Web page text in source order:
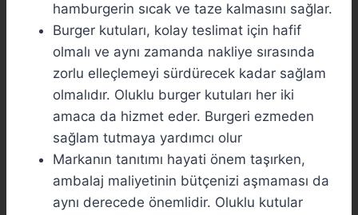
hamburgerin sıcak ve taze kalmasını sağlar.
Burger kutuları, kolay teslimat için hafif
olmalı ve aynı zamanda nakliye sırasında
zorlu elleçlemeyi sürdürecek kadar sağlam
olmalıdır. Oluklu burger kutuları her iki
amaca da hizmet eder. Burgeri ezmeden
sağlam tutmaya yardımcı olur
Markanın tanıtımı hayati önem taşırken,
ambalaj maliyetinin bütçenizi aşmaması da
aynı derecede önemlidir. Oluklu kutular